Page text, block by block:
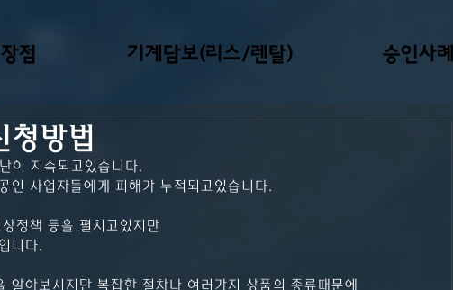
점 기계담보(리스/렌탈) 승인사례
방법
이 지속되고있습니다.
인 사업자들에게 피해가 누적되고있습니다.
정책 등을 펼치고있지만
니다.
알아보시지만 복잡한 절차나 여러가지 상품의 종류때문에